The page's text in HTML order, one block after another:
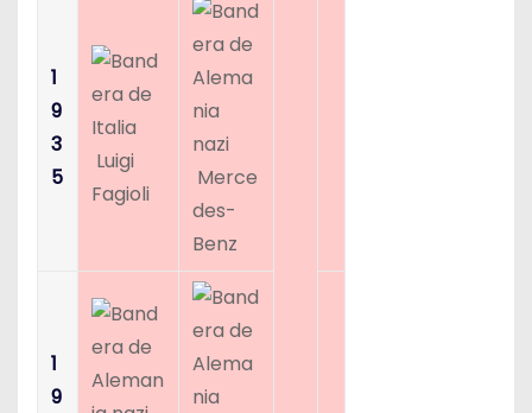
1
9
3
5
Luigi
Fagioli
Merce
des-
Benz
1
9